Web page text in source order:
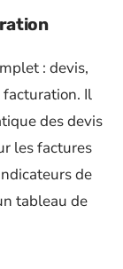
: devis,
facturation. Il
des devis
les factures
de
tableau de